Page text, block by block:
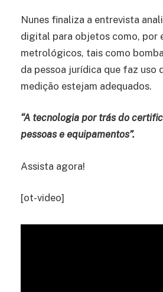
Nunes finaliza a entrevista
digital para objetos como, por
metrológicos, tais como
da pessoa jurídica que faz uso
medição estejam adequados.
“A tecnologia por trás do
pessoas e equipamentos”.
Assista agora!
[ot-video]